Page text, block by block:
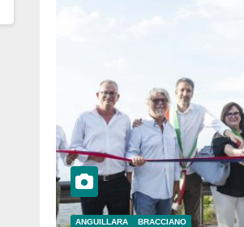
ANGUILLARA
BRACCIANO